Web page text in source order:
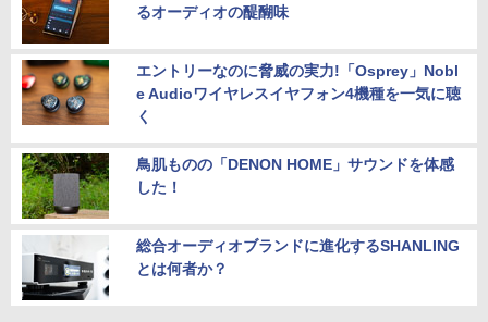
るオーディオの醍醐味
エントリーなのに脅威の実力!「Osprey」Nobl
e Audioワイヤレスイヤフォン4機種を一気に聴
く
鳥肌ものの「DENON HOME」サウンドを体感
した！
総合オーディオブランドに進化するSHANLING
とは何者か？